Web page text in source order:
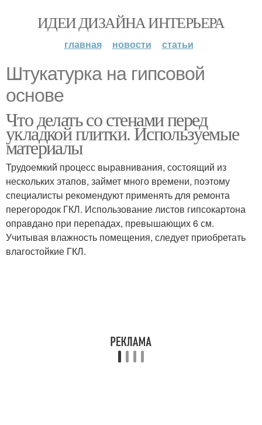
ИДЕИ ДИЗАЙНА ИНТЕРЬЕРА
главная новости статьи
Штукатурка на гипсовой
основе
Что делать со стенами перед
укладкой плитки. Используемые
материалы
Трудоемкий процесс выравнивания, состоящий из
нескольких этапов, займет много времени, поэтому
специалисты рекомендуют применять для ремонта
перегородок ГКЛ. Использование листов гипсокартона
оправдано при перепадах, превышающих 6 см.
Учитывая влажность помещения, следует приобретать
влагостойкие ГКЛ.